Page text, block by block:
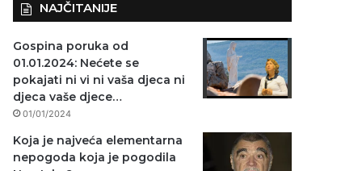
NAJČITANIJE
Gospina poruka od
01.01.2024: Nećete se
pokajati ni vi ni vaša djeca ni
djeca vaše djece…
01/01/2024
Koja je najveća elementarna
nepogoda koja je pogodila